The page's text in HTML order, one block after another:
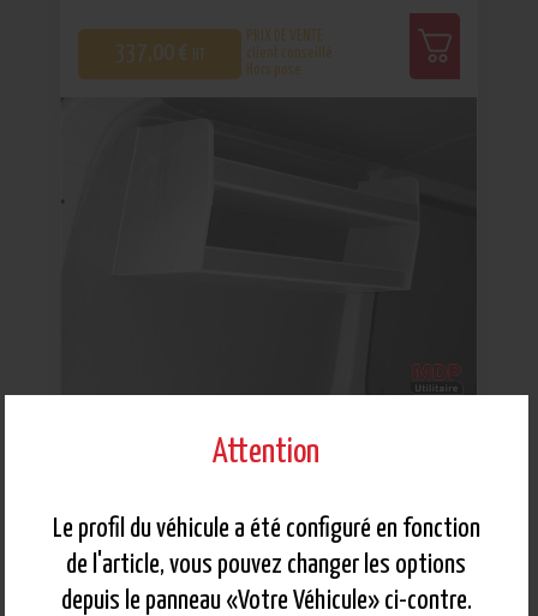
337,00 € HT
PRIX DE VENTE
client conseillé
Hors pose
Réf: 4C47-CHX-210
Casier Haut Gauche sans Bacs (L:103 x P:23 x
163,00 €
PRIX DE VENTE
client conseillé
Hors pose
Attention
Le profil du véhicule a été configuré en fonction
de l'article, vous pouvez changer les options
depuis le panneau «Votre Véhicule» ci-contre.